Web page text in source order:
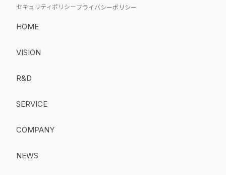
セキュリティポリシープライバシーポリシー
HOME
VISION
R&D
SERVICE
COMPANY
NEWS